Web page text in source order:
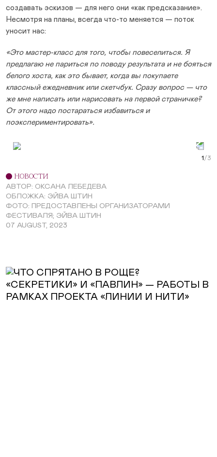
создавать эскизов — для него они «как предсказание».
Несмотря на планы, всегда что-то меняется — поток
уносит нас:
«Это мастер-класс для того, чтобы повеселиться. Я
предлагаю не париться по поводу результата и не бояться
белого хоста, как это бывает, когда вы покупаете
классный ежедневник или скетчбук. Сразу вопрос — что
же мне написать или нарисовать на первой страничке?
От этого надо постараться избавиться и
поэкспериментировать».
Next Slide
НОВОСТИ
АВТОР: ОКСАНА ЛЕБЕДЕВА
ОБЛОЖКА: ЭЙВА ШТИН
ФОТО: ПРЕДОСТАВЛЕНЫ ОРГАНИЗАТОРАМИ
ФЕСТИВАЛЯ; ЭЙВА ШТИН
07 AUGUST, 2023